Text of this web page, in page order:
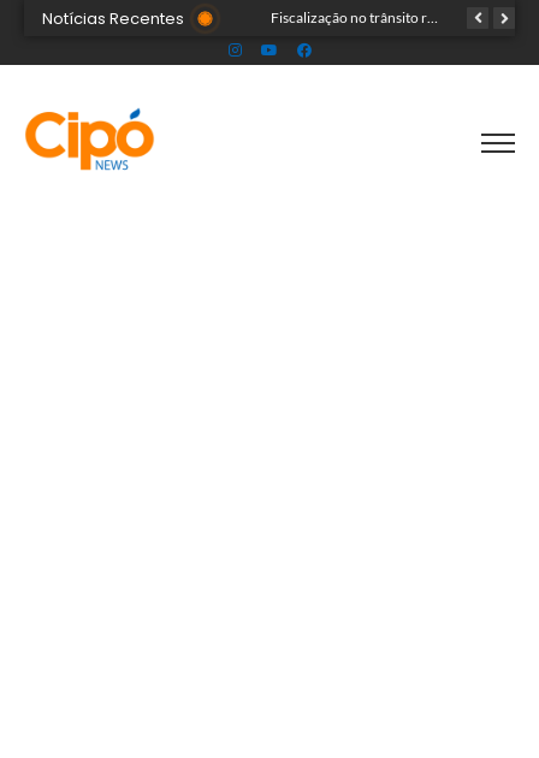
Notícias Recentes TRAGÉDIA: helicóptero cai e mata quatro pessoas; vítimas eram turistas